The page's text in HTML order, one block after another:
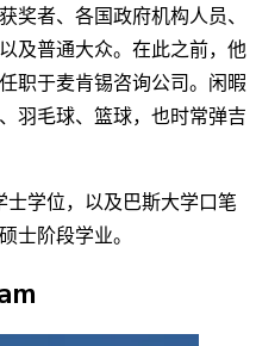
奖者、各国政府机构人员、
及普通大众。在此之前，他
职于麦肯锡咨询公司。闲暇
羽毛球、篮球，也时常弹吉
学位，以及巴斯大学口笔
士阶段学业。